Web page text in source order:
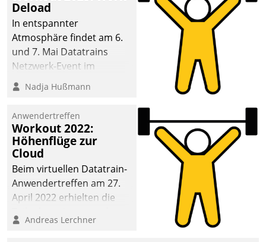
Deload
In entspannter
Atmosphäre findet am 6.
und 7. Mai Datatrains
Netzwerk-Event im
Kunden- und Partnerkreis
statt. Zentrale Frage: Wie
Mammutprojekte
meistern und Workloads
wuppen – bei zunehmend
anspruchsvollen
Aufgaben und
abnehmendem
Nadja Hußmann
Anwendertreffen
Workout 2022:
Höhenflüge zur
Cloud
Beim virtuellen Datatrain-
Anwendertreffen am 27.
April 2022 erhielten die
Teilnehmer kurzweilige
Andreas Lerchner